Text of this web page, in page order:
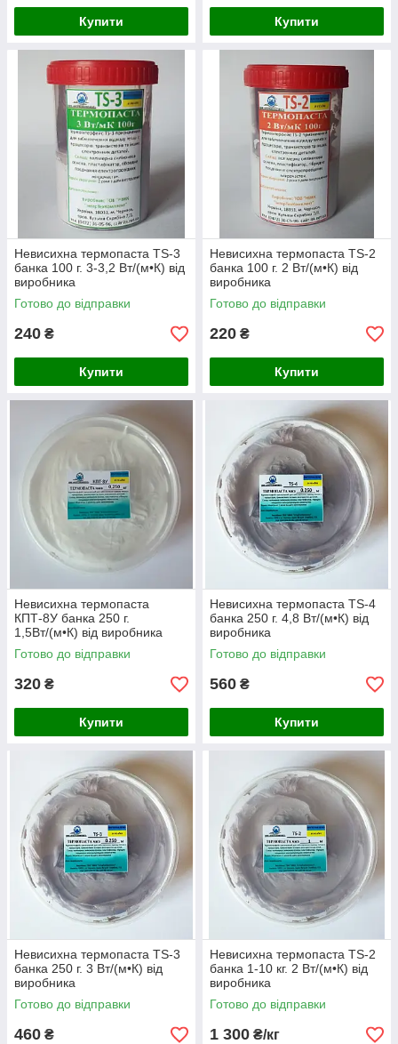
Купити Купити
Невисихна термопаста TS-3
банка 100 г. 3-3,2 Вт/(м•К) від
виробника
Готово до відправки
240 ₴
Купити
Невисихна термопаста TS-2
банка 100 г. 2 Вт/(м•К) від
виробника
Готово до відправки
220 ₴
Купити
Невисихна термопаста
КПТ-8У банка 250 г.
1,5Вт/(м•К) від виробника
Готово до відправки
320 ₴
Купити
Невисихна термопаста TS-4
банка 250 г. 4,8 Вт/(м•К) від
виробника
Готово до відправки
560 ₴
Купити
Невисихна термопаста TS-3
банка 250 г. 3 Вт/(м•К) від
виробника
Готово до відправки
460 ₴
Невисихна термопаста TS-2
банка 1-10 кг. 2 Вт/(м•К) від
виробника
Готово до відправки
1 300 ₴/кг